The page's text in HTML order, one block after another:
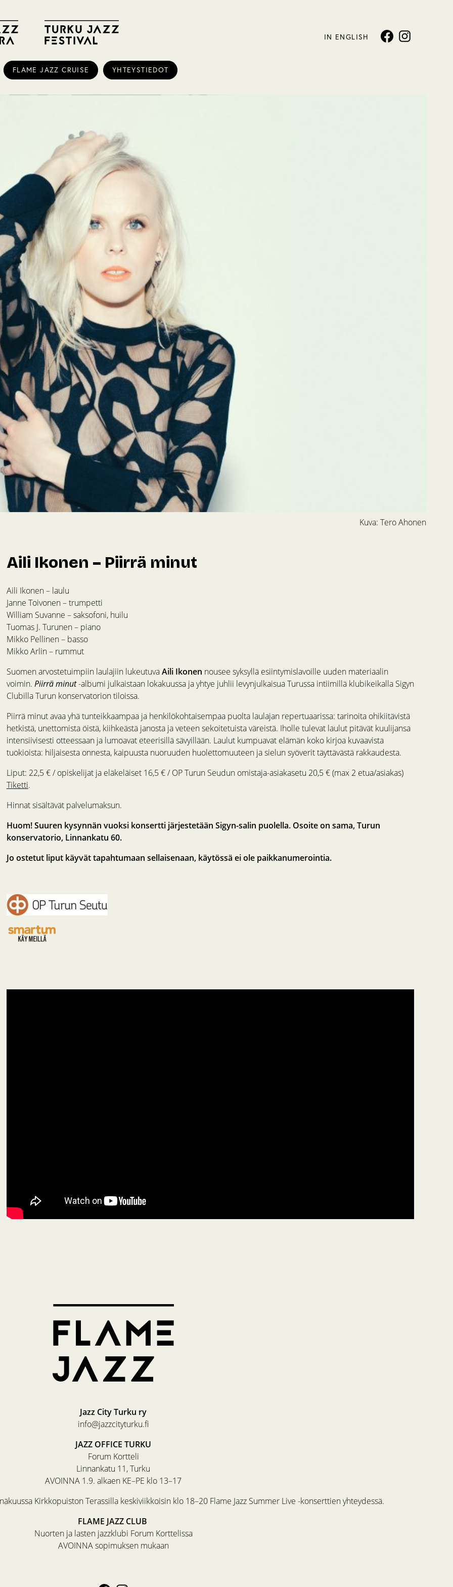
IN ENGLISH
FLAME JAZZ CRUISE YHTEYSTIEDOT
Kuva: Tero Ahonen
Aili Ikonen – Piirrä minut
Aili Ikonen – laulu
Janne Toivonen – trumpetti
William Suvanne – saksofoni, huilu
Tuomas J. Turunen – piano
Mikko Pellinen – basso
Mikko Arlin – rummut
Suomen arvostetuimpiin laulajiin lukeutuvaAili Ikonen nousee syksyllä esiintymislavoille uuden materiaalin
voimin. Piirrä minut-albumi julkaistaan lokakuussa ja yhtye juhlii levynjulkaisua Turussa intiimillä klubikeikalla Sigyn
Clubilla Turun konservatorion tiloissa.
Piirrä minut avaa yhä tunteikkaampaa ja henkilökohtaisempaa puolta laulajan repertuaarissa: tarinoita ohikiitävistä
hetkistä, unettomista öistä, kiihkeästä janosta ja veteen sekoitetuista väreistä. Iholle tulevat laulut pitävät kuulijansa
intensiivisesti otteessaan ja lumoavat eteerisillä sävyillään. Laulut kumpuavat elämän koko kirjoa kuvaavista
tuokioista: hiljaisesta onnesta, kaipuusta nuoruuden huolettomuuteen ja sielun syöverit täyttävästä rakkaudesta.
Liput: 22,5 € / opiskelijat ja eläkeläiset 16,5 € / OP Turun Seudun omistaja-asiakasetu 20,5 € (max 2 etua/asiakas)
Tiketti.
Hinnat sisältävät palvelumaksun.
Huom! Suuren kysynnän vuoksi konsertti järjestetään Sigyn-salin puolella. Osoite on sama, Turun
konservatorio, Linnankatu 60.
Jo ostetut liput käyvät tapahtumaan sellaisenaan, käytössä ei ole paikkanumerointia.
Jazz City Turku ry
info@jazzcityturku.fi
JAZZ OFFICE TURKU
Forum Kortteli
Linnankatu 11, Turku
AVOINNA 1.9. alkaen KE–PE klo 13–17
Kirkkopuiston Terassilla keskiviikkoisin klo 18–20 Flame Jazz Summer Live -konserttien yhteydessä.
FLAME JAZZ CLUB
Nuorten ja lasten jazzklubi Forum Korttelissa
AVOINNA sopimuksen mukaan